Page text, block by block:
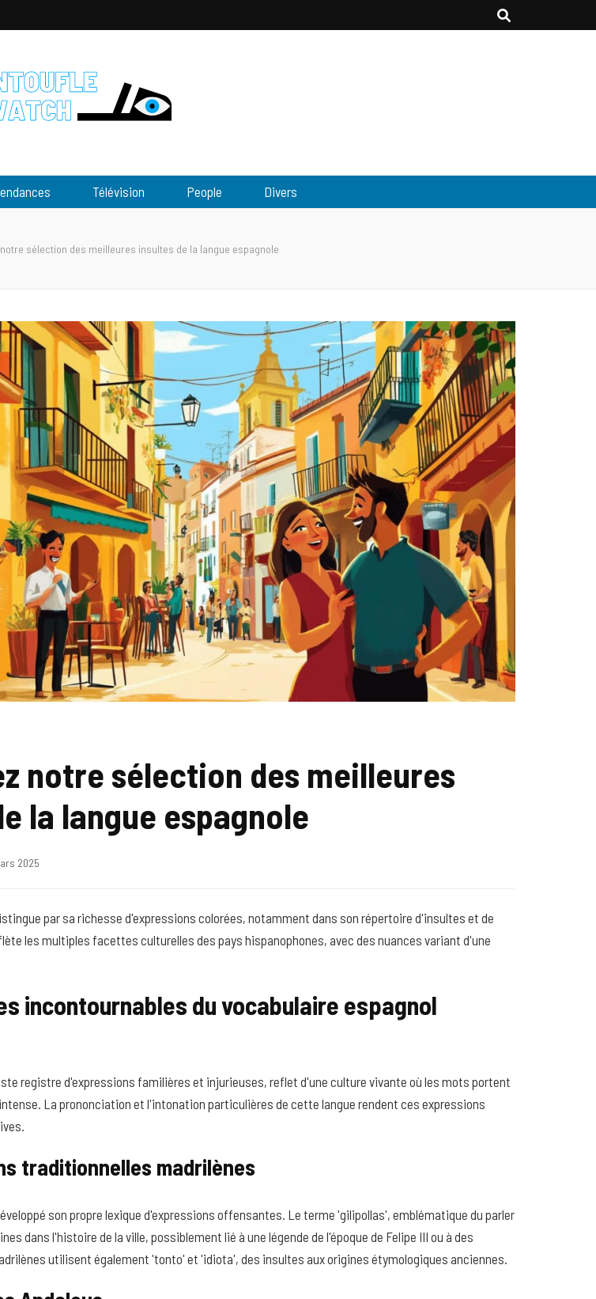
Télévision People Divers
sélection des meilleures insultes de la langue espagnole
notre sélection des meilleures
la langue espagnole
2025
par sa richesse d'expressions colorées, notamment dans son répertoire d'insultes et de
les multiples facettes culturelles des pays hispanophones, avec des nuances variant d'une
incontournables du vocabulaire espagnol
registre d'expressions familières et injurieuses, reflet d'une culture vivante où les mots portent
La prononciation et l'intonation particulières de cette langue rendent ces expressions
traditionnelles madrilènes
son propre lexique d'expressions offensantes. Le terme 'gilipollas', emblématique du parler
dans l'histoire de la ville, possiblement lié à une légende de l'époque de Felipe III ou à des
utilisent également 'tonto' et 'idiota', des insultes aux origines étymologiques anciennes.